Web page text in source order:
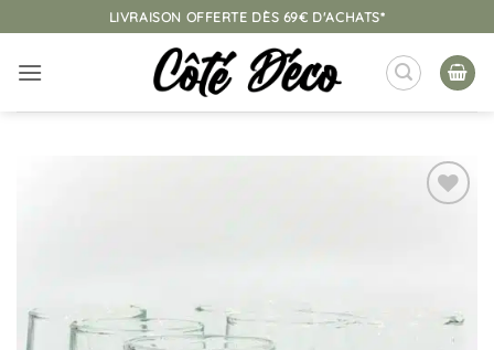
au
contenu
LIVRAISON OFFERTE DÈS 69€ D'ACHATS*